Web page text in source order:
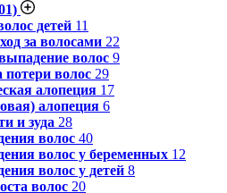
детей 11
за волосами 22
волос 9
волос 29
алопеция 17
алопеция 6
и зуда 28
волос 40
волос у беременных 12
волос у детей 8
волос 20